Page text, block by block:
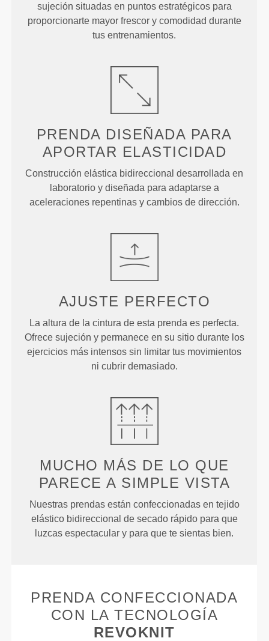
sujeción situadas en puntos estratégicos para
proporcionarte mayor frescor y comodidad durante
tus entrenamientos.
PRENDA DISEÑADA PARA
APORTAR ELASTICIDAD
Construcción elástica bidireccional desarrollada en
laboratorio y diseñada para adaptarse a
aceleraciones repentinas y cambios de dirección.
AJUSTE PERFECTO
La altura de la cintura de esta prenda es perfecta.
Ofrece sujeción y permanece en su sitio durante los
ejercicios más intensos sin limitar tus movimientos
ni cubrir demasiado.
MUCHO MÁS DE LO QUE
PARECEA SIMPLE VISTA
Nuestras prendas están confeccionadas en tejido
elástico bidireccional de secado rápido para que
luzcas espectacular y para que te sientas bien.
PRENDA CONFECCIONADA
CON LA TECNOLOGÍA
REVOKNIT